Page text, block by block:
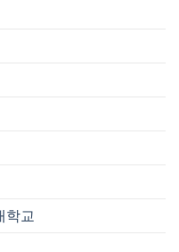
학교